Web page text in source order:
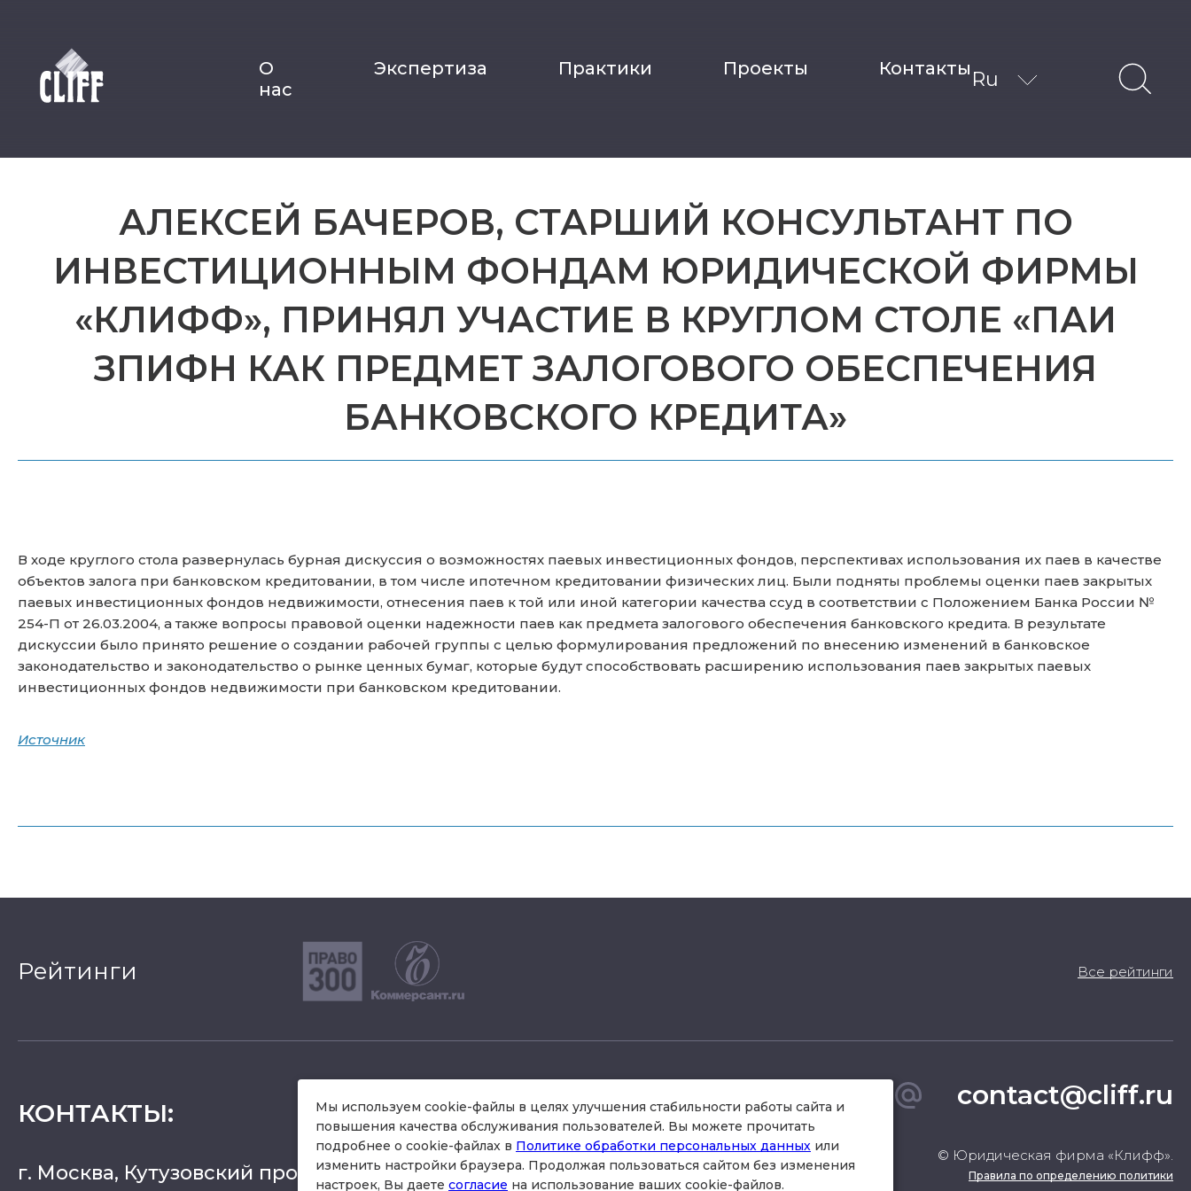
О
нас
Экспертиза Практики Проекты Контакты Ru
АЛЕКСЕЙ БАЧЕРОВ, СТАРШИЙ КОНСУЛЬТАНТ ПО
ИНВЕСТИЦИОННЫМ ФОНДАМ ЮРИДИЧЕСКОЙ ФИРМЫ
«КЛИФФ», ПРИНЯЛ УЧАСТИЕ В КРУГЛОМ СТОЛЕ «ПАИ
ЗПИФН КАК ПРЕДМЕТ ЗАЛОГОВОГО ОБЕСПЕЧЕНИЯ
БАНКОВСКОГО КРЕДИТА»
В ходе круглого стола развернулась бурная дискуссия о возможностях паевых инвестиционных фондов, перспективах использования их паев в качестве
объектов залога при банковском кредитовании, в том числе ипотечном кредитовании физических лиц. Были подняты проблемы оценки паев закрытых
паевых инвестиционных фондов недвижимости, отнесения паев к той или иной категории качества ссуд в соответствии с Положением Банка России №
254-П от 26.03.2004, а также вопросы правовой оценки надежности паев как предмета залогового обеспечения банковского кредита. В результате
дискуссии было принято решение о создании рабочей группы с целью формулирования предложений по внесению изменений в банковское
законодательство и законодательство о рынке ценных бумаг, которые будут способствовать расширению использования паев закрытых паевых
инвестиционных фондов недвижимости при банковском кредитовании.
Источник
Рейтинги Все рейтинги
КОНТАКТЫ: +7 495 504 34 61
г. Москва, Кутузовский проспект 36, стр.3 , офис 301 схема проезда
contact@cliff.ru
© Юридическая фирма «Клифф».
Правила по определению политики
Мы используем cookie-файлы в целях улучшения стабильности работы сайта и
повышения качества обслуживания пользователей. Вы можете прочитать
подробнее о cookie-файлах в Политике обработки персональных данных или
изменить настройки браузера. Продолжая пользоваться сайтом без изменения
настроек, Вы даете согласие на использование ваших cookie-файлов.